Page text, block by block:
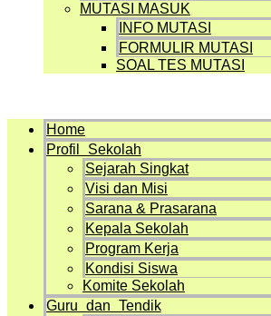
MUTASI MASUK
INFO MUTASI
FORMULIR MUTASI
SOAL TES MUTASI
Home
Profil Sekolah
Sejarah Singkat
Visi dan Misi
Sarana & Prasarana
Kepala Sekolah
Program Kerja
Kondisi Siswa
Komite Sekolah
Guru dan Tendik